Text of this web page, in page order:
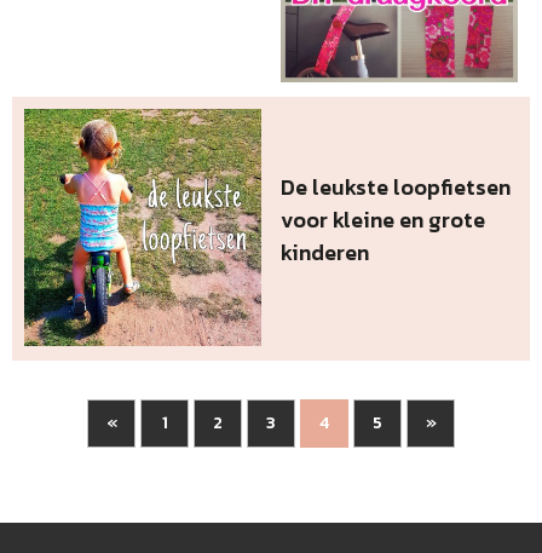
De leukste loopfietsen
voor kleine en grote
kinderen
« 1 2 3 4 5 »